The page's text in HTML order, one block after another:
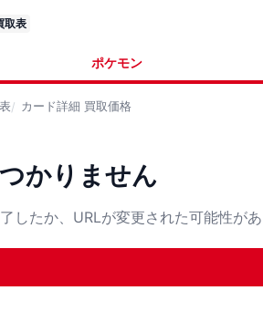
取表
ポケモン
カード詳細 買取価格
かりません
したか、URLが変更された可能性があ